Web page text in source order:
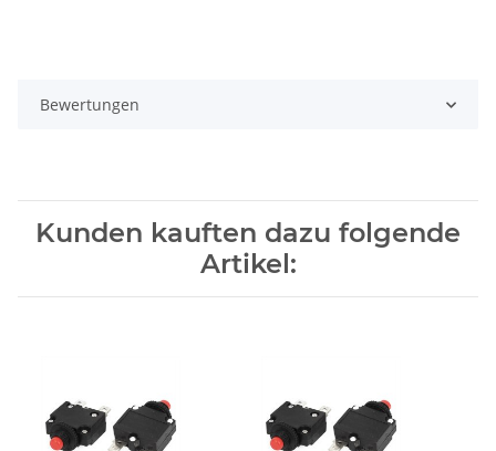
Bewertungen
Kunden kauften dazu folgende
Artikel: